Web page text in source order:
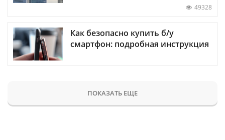
49328
Как безопасно купить б/у
смартфон: подробная инструкция
ПОКАЗАТЬ ЕЩЕ